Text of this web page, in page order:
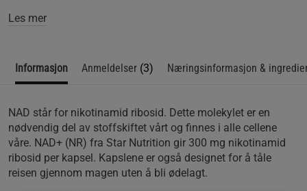
Les mer
Informasjon Anmeldelser (3) Næringsinformasjon &
NAD står for nikotinamid ribosid. Dette molekylet er en
nødvendig del av stoffskiftet vårt og finnes i alle cellene
våre. NAD+ (NR) fra Star Nutrition gir 300 mg nikotinamid
ribosid per kapsel. Kapslene er også designet for å tåle
reisen gjennom magen uten å bli ødelagt.